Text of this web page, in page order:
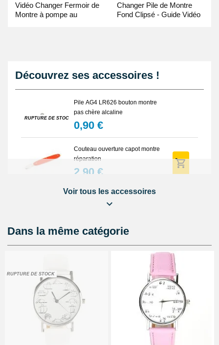
Vidéo Changer Fermoir de
Montre à pompe au
Changer Pile de Montre
Fond Clipsé - Guide Vidéo
Découvrez ses accessoires !
RUPTURE DE STOCK
Pile AG4 LR626 bouton montre
pas chère alcaline
0,90 €
Couteau ouverture capot montre
réparation
2,90 €
Pompe montre 24 mm pas chère
pour bracelet
Voir tous les accessoires
Dans la même catégorie
RUPTURE DE STOCK